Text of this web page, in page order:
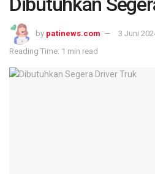
by patinews.com
3 Juni
Reading Time: 1 min read